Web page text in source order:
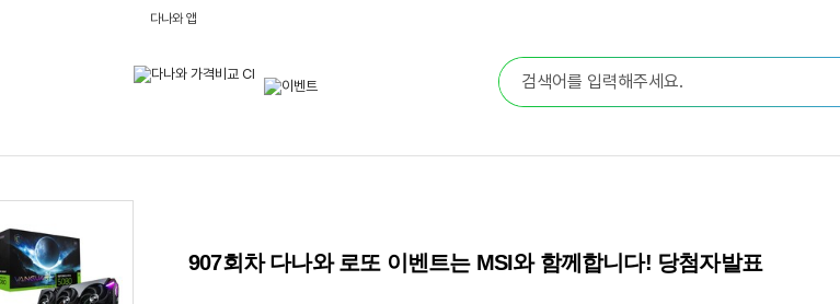
다나와 앱
907회차 다나와 로또 이벤트는 MSI와 함께합니다! 당첨자발표